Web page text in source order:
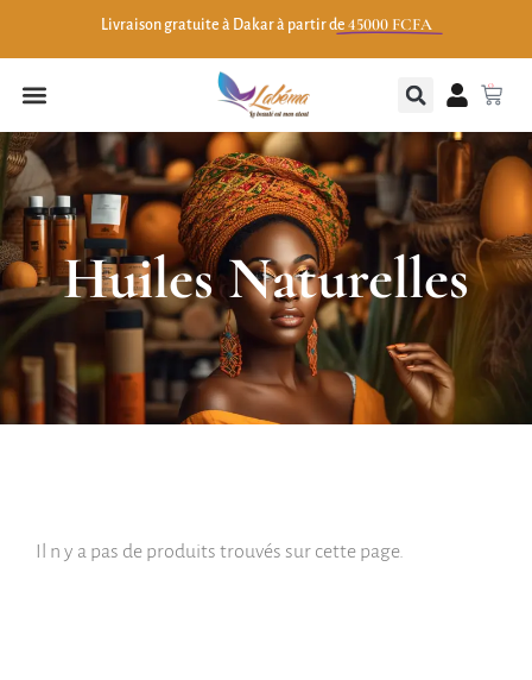
Livraison gratuite à Dakar à partir de 45000 FCFA
0
Huiles Naturelles
Il n y a pas de produits trouvés sur cette page.